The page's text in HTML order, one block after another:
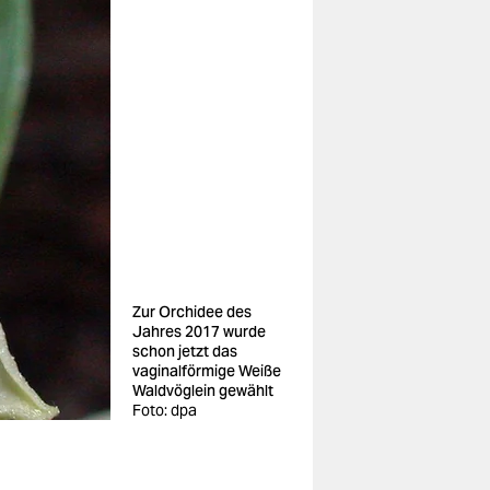
Zur Orchidee des
Jahres 2017 wurde
schon jetzt das
vaginalförmige Weiße
Waldvöglein gewählt
Foto: dpa